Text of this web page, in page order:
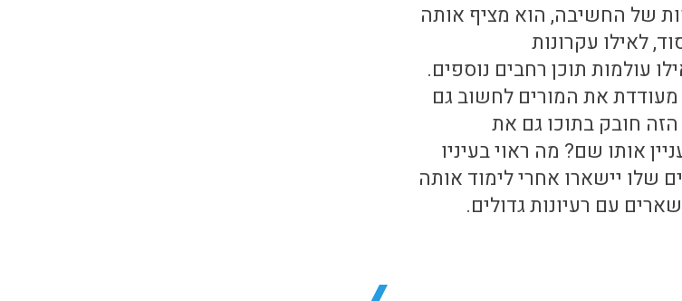
של החשיבה, הוא מציף אותה
לאילו עקרונות
עולמות תוכן רחבים נוספים.
את המורים לחשוב גם
הזה חובק בתוכו גם את
אותו שם? מה ראוי בעיניו
שלו יישארו אחרי לימוד אותה
עם רעיונות גדולים.